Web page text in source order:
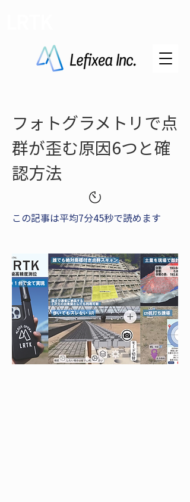
フォトグラメトリで点
群が歪む原因6つと確
認方法
この記事は平均7分45秒で読めます